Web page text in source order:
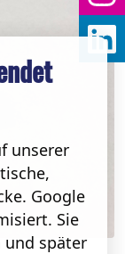
unserer
Google
Sie
und später